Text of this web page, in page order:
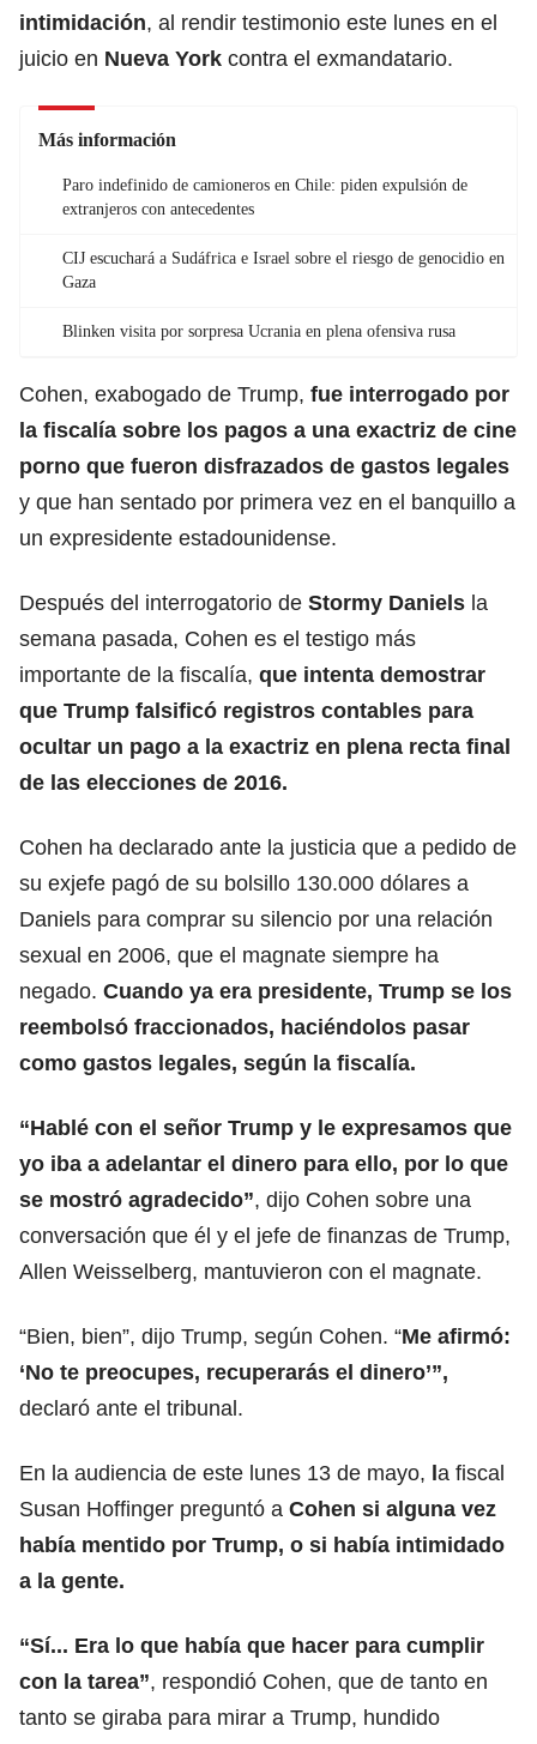
intimidación, al rendir testimonio este lunes en el
juicio en Nueva York contra el exmandatario.
Más información
Paro indefinido de camioneros en Chile: piden expulsión de
extranjeros con antecedentes
CIJ escuchará a Sudáfrica e Israel sobre el riesgo de genocidio en
Gaza
Blinken visita por sorpresa Ucrania en plena ofensiva rusa
Cohen, exabogado de Trump, fue interrogado por
la fiscalía sobre los pagos a una exactriz de cine
porno que fueron disfrazados de gastos legales
y que han sentado por primera vez en el banquillo a
un expresidente estadounidense.
Después del interrogatorio de Stormy Daniels la
semana pasada, Cohen es el testigo más
importante de la fiscalía, que intenta demostrar
que Trump falsificó registros contables para
ocultar un pago a la exactriz en plena recta final
de las elecciones de 2016.
Cohen ha declarado ante la justicia que a pedido de
su exjefe pagó de su bolsillo 130.000 dólares a
Daniels para comprar su silencio por una relación
sexual en 2006, que el magnate siempre ha
negado. Cuando ya era presidente, Trump se los
reembolsó fraccionados, haciéndolos pasar
como gastos legales, según la fiscalía.
“Hablé con el señor Trump y le expresamos que
yo iba a adelantar el dinero para ello, por lo que
se mostró agradecido”, dijo Cohen sobre una
conversación que él y el jefe de finanzas de Trump,
Allen Weisselberg, mantuvieron con el magnate.
“Bien, bien”, dijo Trump, según Cohen. “Me afirmó:
‘No te preocupes, recuperarás el dinero’”,
declaró ante el tribunal.
En la audiencia de este lunes 13 de mayo, la fiscal
Susan Hoffinger preguntó a Cohen si alguna vez
había mentido por Trump, o si había intimidado
a la gente.
“Sí... Era lo que había que hacer para cumplir
con la tarea”, respondió Cohen, que de tanto en
tanto se giraba para mirar a Trump, hundido